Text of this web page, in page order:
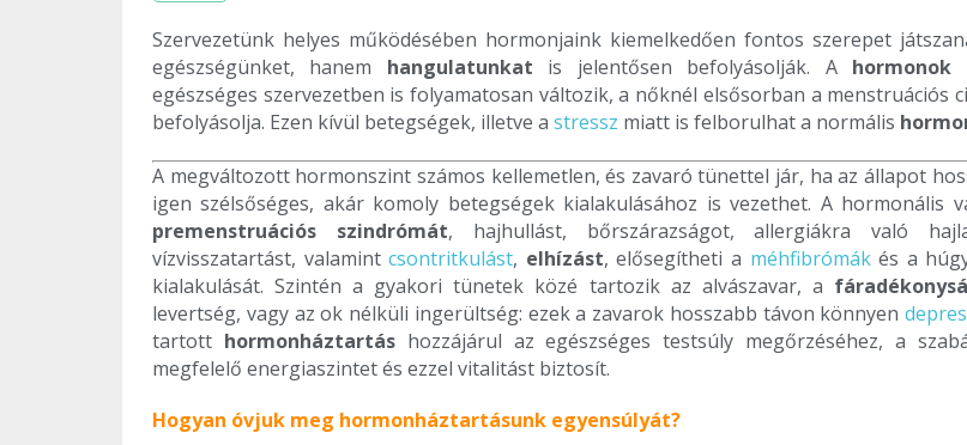
Szervezetünk helyes működésében hormonjaink kiemelkedően fontos szerepet
egészségünket, hanem hangulatunkat is jelentősen befolyásolják. A hormonok
egészséges szervezetben is folyamatosan változik, a nőknél elsősorban a menstruációs
befolyásolja. Ezen kívül betegségek, illetve a stressz miatt is felborulhat a normális
A megváltozott hormonszint számos kellemetlen, és zavaró tünettel jár, ha az állapot
igen szélsőséges, akár komoly betegségek kialakulásához is vezethet. A hormonális
premenstruációs szindrómát, hajhullást, bőrszárazságot, allergiákra való
vízvisszatartást, valamintcsontritkulást, elhízást, elősegítheti a méhfibrómákés a
kialakulását. Szintén a gyakori tünetek közé tartozik az alvászavar, a
levertség, vagy az ok nélküli ingerültség: ezek a zavarok hosszabb távon könnyen
tartott hormonháztartáshozzájárul az egészséges testsúly megőrzéséhez, a
megfelelő energiaszintet és ezzel vitalitást biztosít.
Hogyan óvjuk meg hormonháztartásunk egyensúlyát?